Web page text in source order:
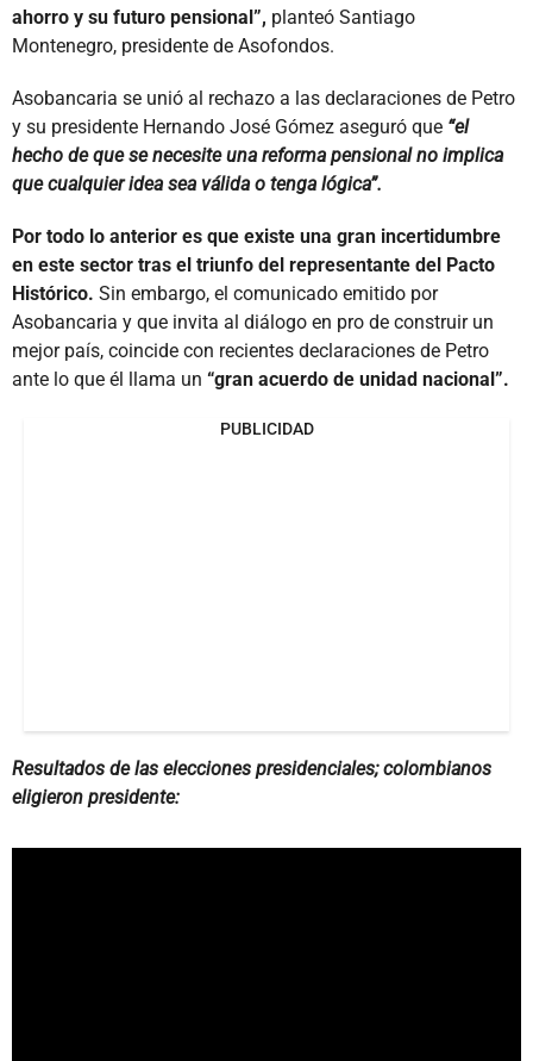
ahorro y su futuro pensional”, planteó Santiago
Montenegro, presidente de Asofondos.
Asobancaria se unió al rechazo a las declaraciones de Petro
y su presidente Hernando José Gómez aseguró que “el
hecho de que se necesite una reforma pensional no implica
que cualquier idea sea válida o tenga lógica”.
Por todo lo anterior es que existe una gran incertidumbre
en este sector tras el triunfo del representante del Pacto
Histórico. Sin embargo, el comunicado emitido por
Asobancaria y que invita al diálogo en pro de construir un
mejor país, coincide con recientes declaraciones de Petro
ante lo que él llama un “gran acuerdo de unidad nacional”.
PUBLICIDAD
Resultados de las elecciones presidenciales; colombianos
eligieron presidente: